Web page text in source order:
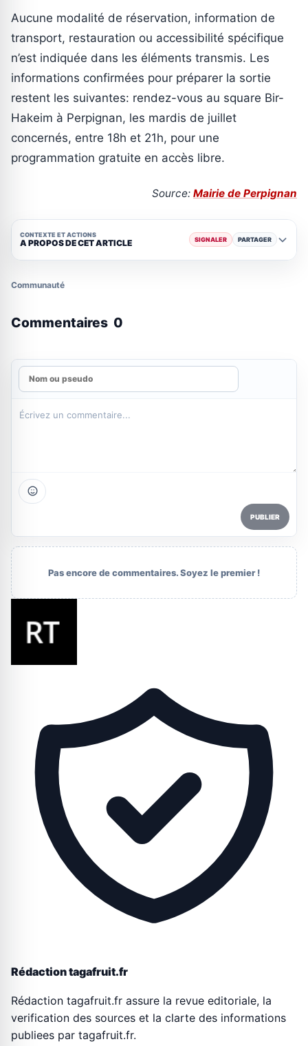
Aucune modalité de réservation, information de
transport, restauration ou accessibilité spécifique
n’est indiquée dans les éléments transmis. Les
informations confirmées pour préparer la sortie
restent les suivantes: rendez-vous au square Bir-
Hakeim à Perpignan, les mardis de juillet
concernés, entre 18h et 21h, pour une
programmation gratuite en accès libre.
Source: Mairie de Perpignan
CONTEXTE ET ACTIONS
A PROPOS DE CET ARTICLE SIGNALER PARTAGER
Communauté
Commentaires 0
PUBLIER
Pas encore de commentaires. Soyez le premier !
Rédaction tagafruit.fr
Rédaction tagafruit.fr assure la revue editoriale, la
verification des sources et la clarte des informations
publiees par tagafruit.fr.